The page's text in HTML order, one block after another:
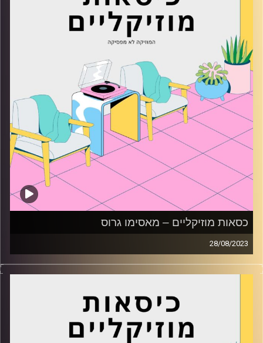
כסאות מוזיקליים – מאסימו גרוס
28/08/2023
כסאות מוזיקליים עם מאסימו גרוס